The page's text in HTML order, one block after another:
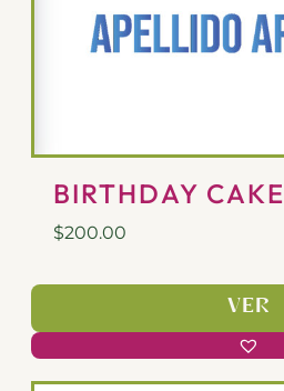
BIRTHDAY CAKE
$200.00
VER